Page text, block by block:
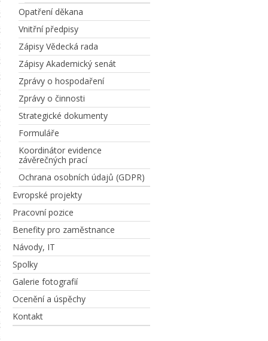
Opatření děkana
Vnitřní předpisy
Zápisy Vědecká rada
Zápisy Akademický senát
Zprávy o hospodaření
Zprávy o činnosti
Strategické dokumenty
Formuláře
Koordinátor evidence
závěrečných prací
Ochrana osobních údajů (GDPR)
Evropské projekty
Pracovní pozice
Benefity pro zaměstnance
Návody, IT
Spolky
Galerie fotografií
Ocenění a úspěchy
Kontakt